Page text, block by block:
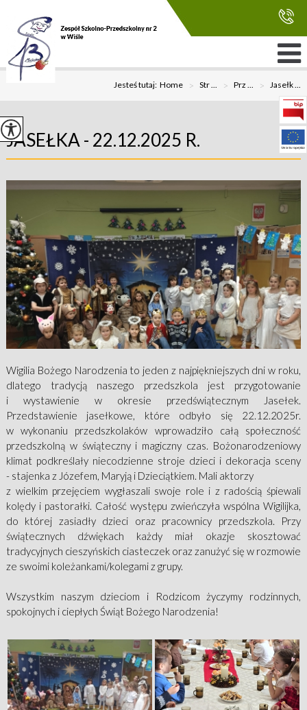
Jesteś tutaj:Home > Str ... > Prz ... > Jasełk ...
JASEŁKA - 22.12.2025 R.
Wigilia Bożego Narodzenia to jeden z najpiękniejszych dni w roku,
dlatego tradycją naszego przedszkola jest przygotowanie
i wystawienie w okresie przedświątecznym Jasełek.
Przedstawienie jasełkowe, które odbyło się 22.12.2025r.
w wykonaniu przedszkolaków wprowadziło całą społeczność
przedszkolną w świąteczny i magiczny czas. Bożonarodzeniowy
klimat podkreślały niecodzienne stroje dzieci i dekoracja sceny
- stajenka z Józefem, Maryją i Dzieciątkiem. Mali aktorzy
z wielkim przejęciem wygłaszali swoje role i z radością śpiewali
kolędy i pastorałki. Całość występu zwieńczyła wspólna Wigilijka,
do której zasiadły dzieci oraz pracownicy przedszkola. Przy
świątecznych dźwiękach każdy miał okazje skosztować
tradycyjnych cieszyńskich ciasteczek oraz zanużyć się w rozmowie
ze swoimi koleżankami/kolegami z grupy.
Wszystkim naszym dzieciom i Rodzicom życzymy rodzinnych,
spokojnych i ciepłych Świąt Bożego Narodzenia!